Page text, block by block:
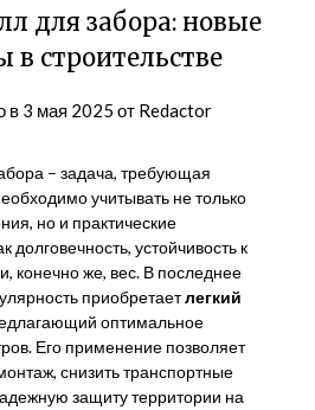
для забора: новые
в строительстве
в 3 мая 2025 от Redactor
– задача, требующая
учитывать не только
но и практические
долговечность, устойчивость к
конечно же, вес. В последнее
приобретаетлегкий
оптимальное
Его применение позволяет
снизить транспортные
защиту территории на